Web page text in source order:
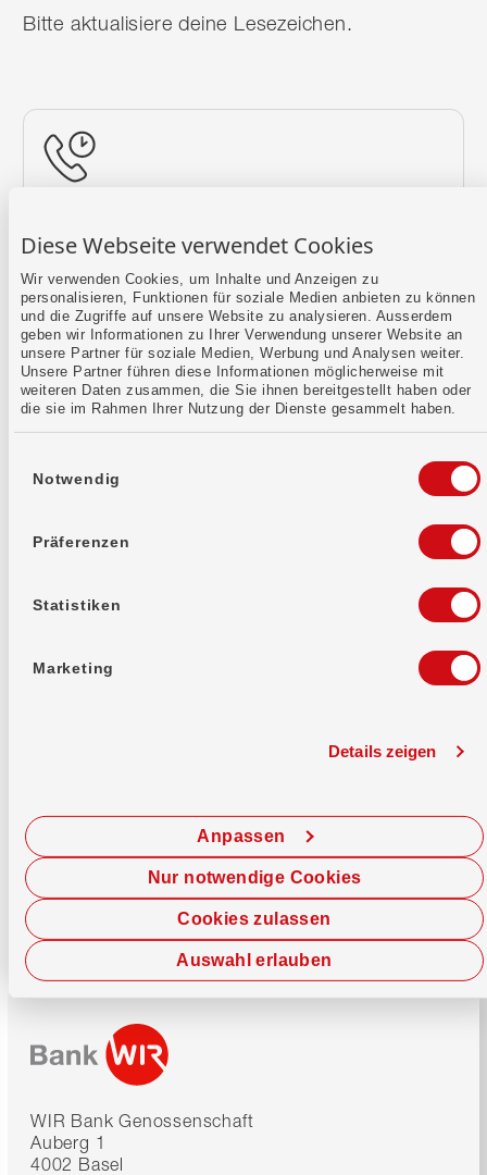
Diese Webseite verwendet Cookies
Wir verwenden Cookies, um Inhalte und Anzeigen zu
personalisieren, Funktionen für soziale Medien anbieten zu können
und die Zugriffe auf unsere Website zu analysieren. Ausserdem
geben wir Informationen zu Ihrer Verwendung unserer Website an
unsere Partner für soziale Medien, Werbung und Analysen weiter.
Unsere Partner führen diese Informationen möglicherweise mit
weiteren Daten zusammen, die Sie ihnen bereitgestellt haben oder
die sie im Rahmen Ihrer Nutzung der Dienste gesammelt haben.
Notwendig
Präferenzen
Statistiken
Marketing
Details zeigen
Cookies zulassen
Anpassen
Auswahl erlauben
Nur notwendige Cookies
Bitte aktualisiere deine Lesezeichen.
Mehr erfahren
Kontaktformular
Jetzt chatten
WIR Bank Genossenschaft
Auberg 1
4002 Basel